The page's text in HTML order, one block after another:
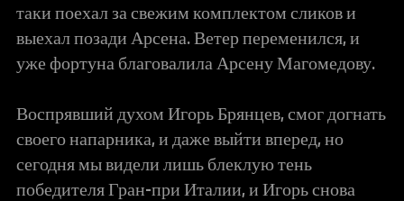
таки поехал за свежим комплектом сликов и
выехал позади Арсена. Ветер переменился, и
уже фортуна благовалила Арсену Магомедову.
Воспрявший духом Игорь Брянцев, смог догнать
своего напарника, и даже выйти вперед, но
сегодня мы видели лишь блеклую тень
победителя Гран-при Италии, и Игорь снова